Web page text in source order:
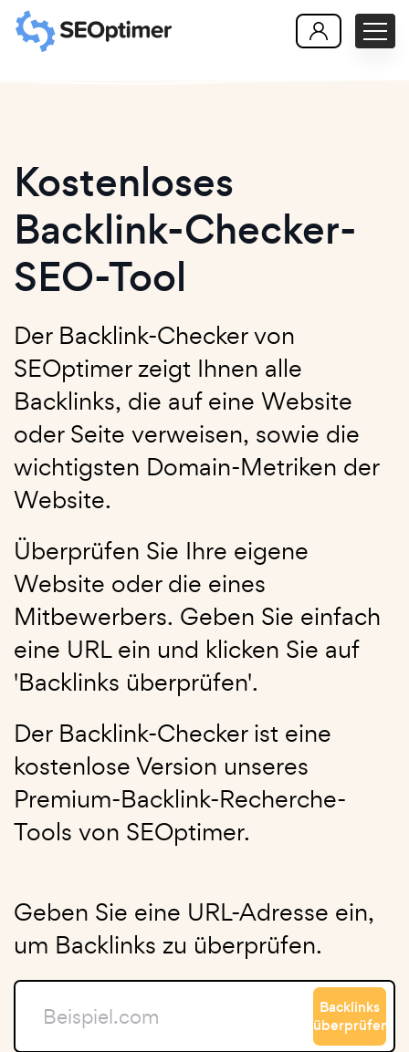
Kostenloses
Backlink-Checker-
SEO-Tool
Der Backlink-Checker von
SEOptimer zeigt Ihnen alle
Backlinks, die auf eine Website
oder Seite verweisen, sowie die
wichtigsten Domain-Metriken der
Website.
Überprüfen Sie Ihre eigene
Website oder die eines
Mitbewerbers. Geben Sie einfach
eine URL ein und klicken Sie auf
'Backlinks überprüfen'.
Der Backlink-Checker ist eine
kostenlose Version unseres
Premium-Backlink-Recherche-
Tools von SEOptimer.
Geben Sie eine URL-Adresse ein,
um Backlinks zu überprüfen.
Backlinks
überprüfen